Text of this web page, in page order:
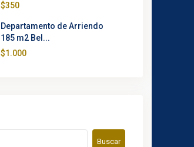
$350
Departamento de Arriendo
185 m2 Bel...
$1.000
Buscar